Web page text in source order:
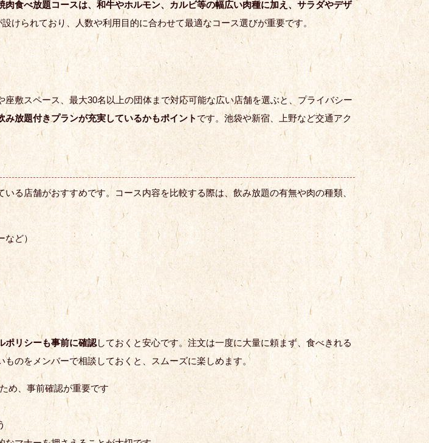
肉食べ放題コースは、和牛やホルモン、カルビ等の幅広い肉種に加え、サラダやデザ
けられており、人数や利用目的に合わせて最適なコース選びが重要です。
敷スペース、最大30名以上の団体まで対応可能な広い店舗を選ぶと、プライバシー
放題付きプランが充実しているかもポイントです。池袋や新宿、上野など交通アク
る店舗がおすすめです。コース内容を比較する際は、飲み放題の有無や肉の種類、
など）
ポリシーも事前に確認しておくと安心です。注文は一度に大量に頼まず、食べきれる
のをメンバーで相談しておくと、スムーズに楽しめます。
め、事前確認が重要です